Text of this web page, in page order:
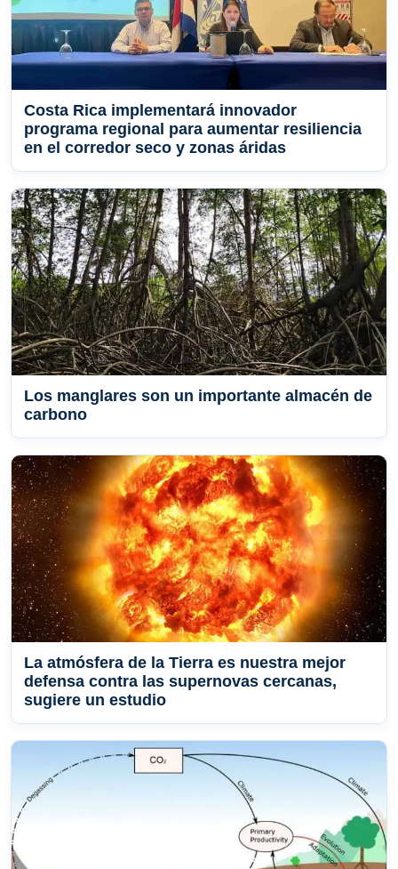
Costa Rica implementará innovador
programa regional para aumentar resiliencia
en el corredor seco y zonas áridas
Los manglares son un importante almacén de
carbono
La atmósfera de la Tierra es nuestra mejor
defensa contra las supernovas cercanas,
sugiere un estudio